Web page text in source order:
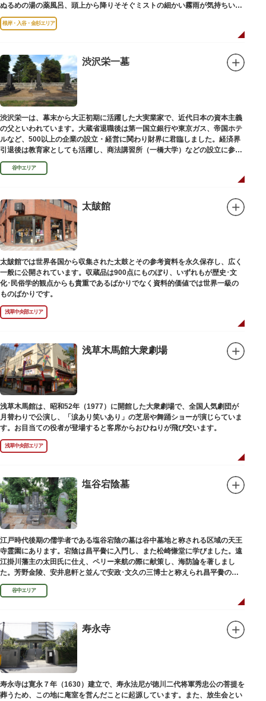
ぬるめの湯の薬風呂、頭上から降りそそぐミストの細かい霧雨が気持ちいい
と評判です。
根岸・入谷・金杉エリア
渋沢栄一墓
渋沢栄一は、幕末から大正初期に活躍した大実業家で、近代日本の資本主義
の父といわれています。大蔵省退職後は第一国立銀行や東京ガス、帝国ホテ
ルなど、500以上の企業の設立・経営に関わり財界に君臨しました。経済界
引退後は教育家としても活躍し、商法講習所（一橋大学）などの設立に参画
しました。お墓は谷中霊園にあります。
谷中エリア
太皷館
太皷館では世界各国から収集された太鼓とその参考資料を永久保存し、広く
一般に公開されています。収蔵品は900点にものぼり、いずれもが歴史･文
化･民俗学的観点からも貴重であるばかりでなく資料的価値では世界一級の
ものばかりです。
浅草中央部エリア
浅草木馬館大衆劇場
浅草木馬館は、昭和52年（1977）に開館した大衆劇場で、全国人気劇団が
月替わりで公演し、「涙あり笑いあり」の芝居や舞踊ショーが演じらていま
す。お目当ての役者が登場すると客席からおひねりが飛び交います。
浅草中央部エリア
塩谷宕陰墓
江戸時代後期の儒学者である塩谷宕陰の墓は谷中墓地と称される区域の天王
寺霊園にあります。宕陰は昌平黌に入門し、また松崎慊堂に学びました。遠
江掛川藩主の太田氏に仕え、ペリー来航の際に献策し、海防論を著しまし
た。芳野金陵、安井息軒と並んで安政･文久の三博士と称えられ昌平黌の教
授として多くの文人を育て、慶応3年 （1867）に没しました。
谷中エリア
寿永寺
寿永寺は寛永７年（1630）建立で、寿永法尼が徳川二代将軍秀忠公の菩提を
葬うため、この地に庵室を営んだことに起源しています。また、放生会とい